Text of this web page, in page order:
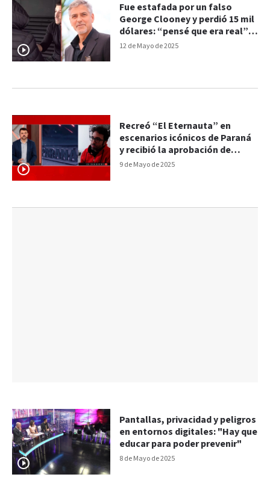
12 de Mayo de 2025
Fue estafada por un falso
George Clooney y perdió 15 mil
dólares: “pensé que era real”,
dijo
9 de Mayo de 2025
Recreó “El Eternauta” en
escenarios icónicos de Paraná
y recibió la aprobación de
Ricardo Darín
8 de Mayo de 2025
Pantallas, privacidad y peligros
en entornos digitales: "Hay que
educar para poder prevenir"